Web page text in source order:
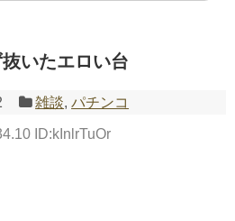
RSS
いたエロい台
雑談,パチンコ
ID:kInlrTuOr